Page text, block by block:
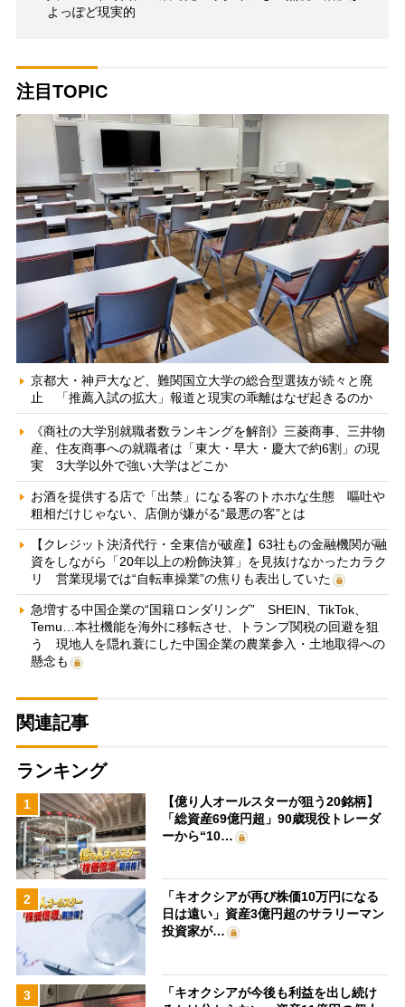
よっぽど現実的
注目TOPIC
京都大・神戸大など、難関国立大学の総合型選抜が続々と廃
止 「推薦入試の拡大」報道と現実の乖離はなぜ起きるのか
《商社の大学別就職者数ランキングを解剖》三菱商事、三井物
産、住友商事への就職者は「東大・早大・慶大で約6割」の現
実 3大学以外で強い大学はどこか
お酒を提供する店で「出禁」になる客のトホホな生態 嘔吐や
粗相だけじゃない、店側が嫌がる“最悪の客”とは
【クレジット決済代行・全東信が破産】63社もの金融機関が融
資をしながら「20年以上の粉飾決算」を見抜けなかったカラク
リ 営業現場では“自転車操業”の焦りも表出していた
急増する中国企業の“国籍ロンダリング” SHEIN、TikTok、
Temu…本社機能を海外に移転させ、トランプ関税の回避を狙
う 現地人を隠れ蓑にした中国企業の農業参入・土地取得への
懸念も
関連記事
ランキング
1
【億り人オールスターが狙う20銘柄】
「総資産69億円超」90歳現役トレーダ
ーから“10…
2
「キオクシアが再び株価10万円になる
日は遠い」資産3億円超のサラリーマン
投資家が…
3
「キオクシアが今後も利益を出し続け